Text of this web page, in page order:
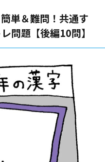
単＆難問！共通す
問題【後編10問】